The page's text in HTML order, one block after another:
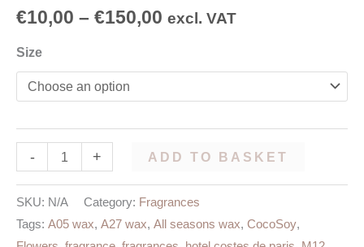
€10,00 – €150,00 excl. VAT
Size
- + ADD TO BASKET
SKU: N/A Category: Fragrances
Tags: A05 wax, A27 wax, All seasons wax, CocoSoy,